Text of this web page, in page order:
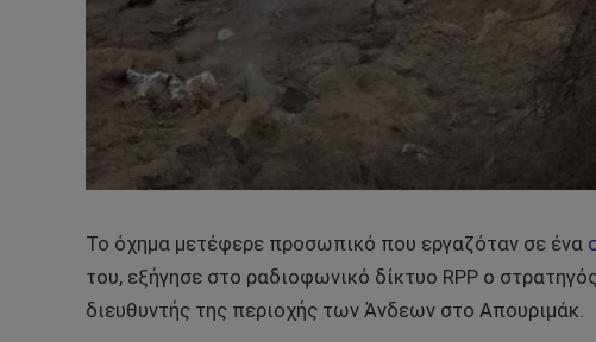
Το όχημα μετέφερε προσωπικό που εργαζόταν σε ένα
του, εξήγησε στο ραδιοφωνικό δίκτυο RPP ο
διευθυντής της περιοχής των Άνδεων στο Απουριμάκ.